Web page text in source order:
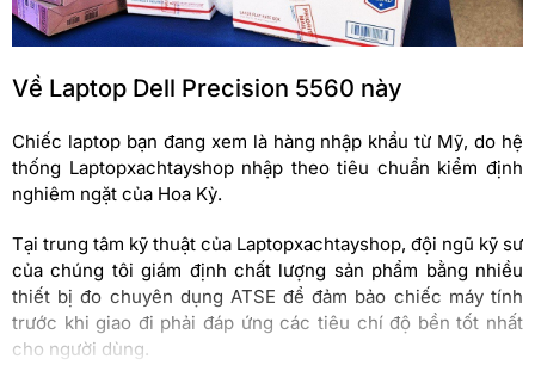
Về Laptop Dell Precision 5560 này
Chiếc laptop bạn đang xem là hàng nhập khẩu từ Mỹ, do hệ
thống Laptopxachtayshop nhập theo tiêu chuẩn kiểm định
nghiêm ngặt của Hoa Kỳ.
Tại trung tâm kỹ thuật của Laptopxachtayshop, đội ngũ kỹ sư
của chúng tôi giám định chất lượng sản phẩm bằng nhiều
thiết bị đo chuyên dụng ATSE để đảm bảo chiếc máy tính
trước khi giao đi phải đáp ứng các tiêu chí độ bền tốt nhất
cho người dùng.